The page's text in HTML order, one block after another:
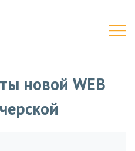
новой WEB